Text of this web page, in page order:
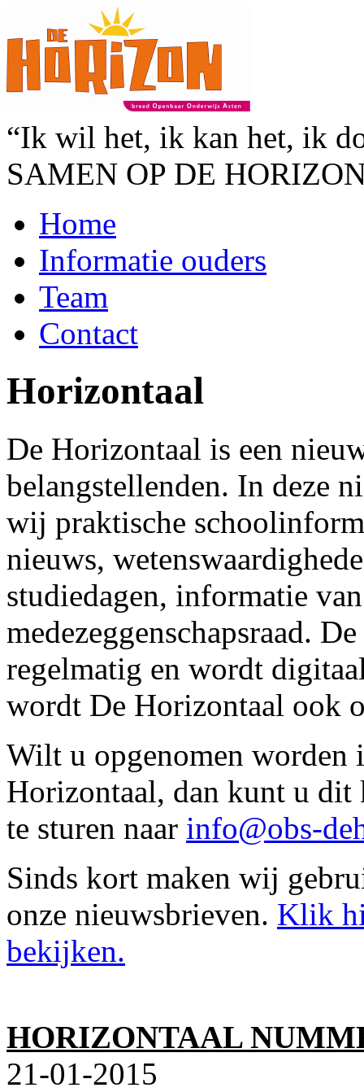
“Ik wil het, ik kan het, ik
SAMEN OP DE
Home
Informatie ouders
Team
Contact
Horizontaal
De Horizontaal is een
belangstellenden. In deze
wij praktische
nieuws,
studiedagen, informatie
medezeggenschapsraad.
regelmatig en wordt
wordt De Horizontaal ook
Wilt u opgenomen
Horizontaal, dan kunt u dit
te sturen naar info@obs-
Sinds kort maken wij
onze nieuwsbrieven. Klik
bekijken.
HORIZONTAAL
21-01-2015